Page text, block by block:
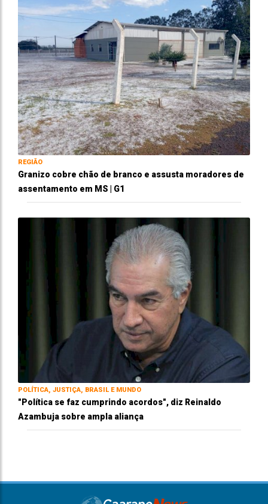
REGIÃO
Granizo cobre chão de branco e assusta moradores de
assentamento em MS | G1
POLÍTICA, JUSTIÇA, BRASIL E MUNDO
"Política se faz cumprindo acordos", diz Reinaldo
Azambuja sobre ampla aliança